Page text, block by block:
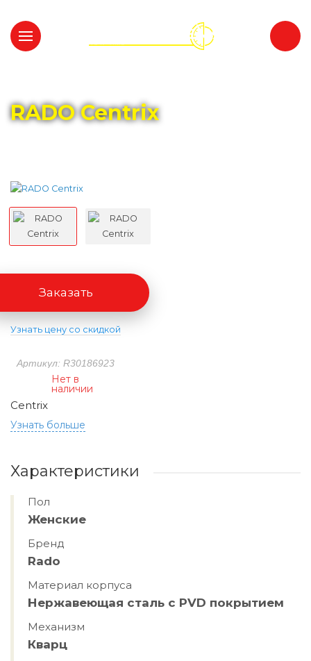
RADO Centrix
Артикул: R30186923
Нет в
наличии
Centrix
Узнать больше
Заказать
Узнать цену со скидкой
Характеристики
Пол
Женские
Бренд
Rado
Материал корпуса
Нержавеющая сталь с PVD покрытием
Механизм
Кварц